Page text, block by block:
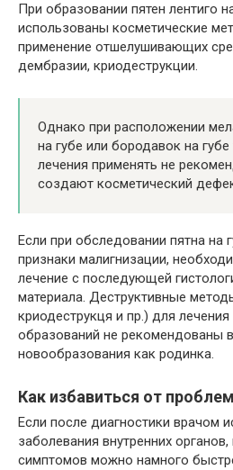
При образовании пятен лентиго
использованы косметические
применение отшелушивающих
дембразии, криодеструкции.
Однако при расположении
на губе или бородавок на
лечения применять не
создают косметический
Если при обследовании пятна на
признаки малигнизации,
лечение с последующей
материала. Деструктивные
криодеструкця и пр.) для
образований не рекомендованы
новообразования как родинка.
Как избавиться от
Если после диагностики врачом
заболевания внутренних
симптомов можно намного